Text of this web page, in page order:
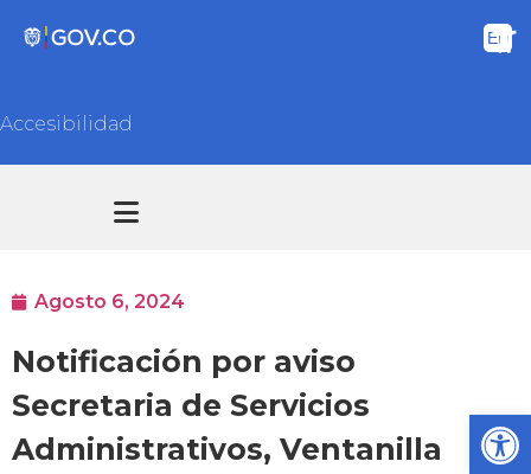
Accesibilidad
Agosto 6, 2024
Notificación por aviso
Secretaria de Servicios
Administrativos, Ventanilla